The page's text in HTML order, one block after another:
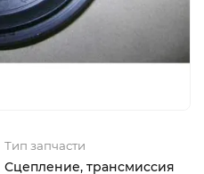
Тип запчасти
Сцепление, трансмиссия